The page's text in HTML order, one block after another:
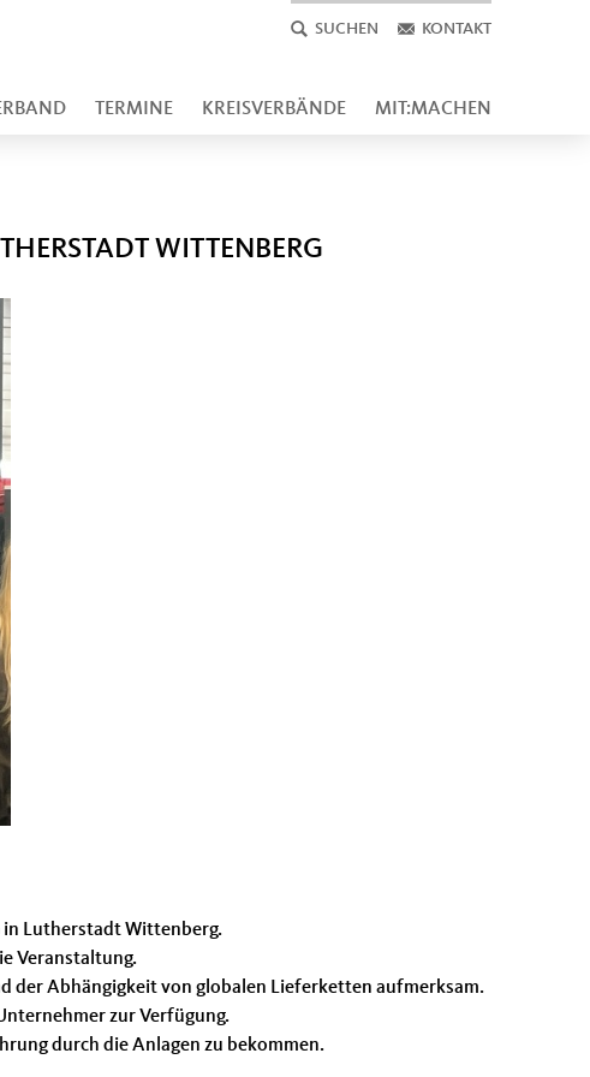
SUCHEN KONTAKT
TERMINE KREISVERBÄNDE MIT:MACHEN
WITTENBERG
in Lutherstadt Wittenberg.
Veranstaltung.
der Abhängigkeit von globalen Lieferketten aufmerksam.
zur Verfügung.
durch die Anlagen zu bekommen.